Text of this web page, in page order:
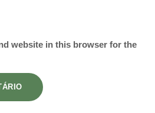
website in this browser for the